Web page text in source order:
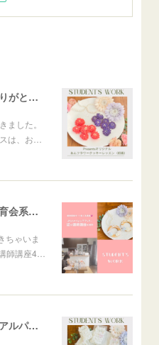
（レポ）一目惚れで、受講ありがとうございます🙏
ました。
は、お…
（レポ）見た目に反して、体育会系な回（笑）
ちゃいま
師講座4…
（レポ）半年待ちレッスン！アルパカメレンゲポップス